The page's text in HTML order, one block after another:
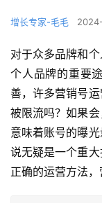
增长专家-毛毛
对于众多品牌和
个人品牌的重要
善，许多营销号
被限流吗？如果
意味着账号的曝
说无疑是一个重
正确的运营方法，